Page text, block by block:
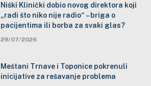
Niški Klinički dobio novog direktora koji
„radi što niko nije radio“ – briga o
pacijentima ili borba za svaki glas?
29/07/2026
Meštani Trnave i Toponice pokrenuli
inicijative za rešavanje problema